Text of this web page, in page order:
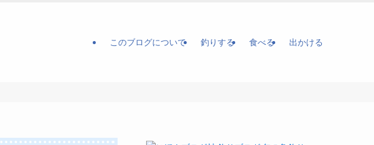
このブログについて 釣りする 食べる 出かける